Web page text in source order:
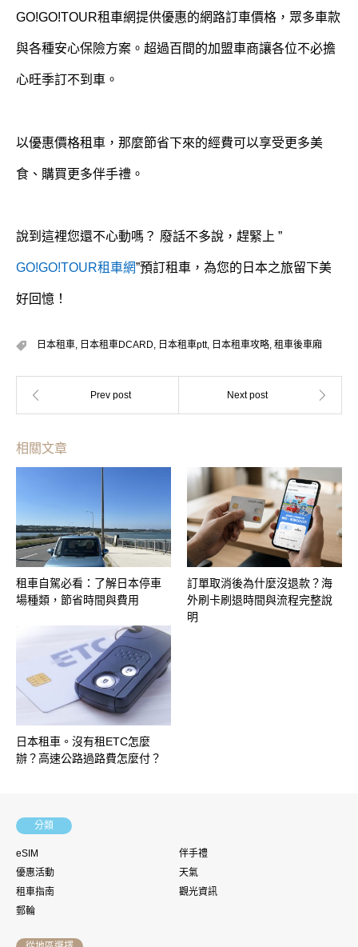
GO!GO!TOUR租車網提供優惠的網路訂車價格，眾多車款
與各種安心保險方案。超過百間的加盟車商讓各位不必擔
心旺季訂不到車。
以優惠價格租車，那麼節省下來的經費可以享受更多美
食、購買更多伴手禮。
說到這裡您還不心動嗎？ 廢話不多說，趕緊上 ”
GO!GO!TOUR租車網”預訂租車，為您的日本之旅留下美
好回憶！
日本租車, 日本租車DCARD, 日本租車ptt, 日本租車攻略, 租車後車廂
相關文章
租車自駕必看：了解日本停車
場種類，節省時間與費用
訂單取消後為什麼沒退款？海
外刷卡刷退時間與流程完整說
明
日本租車。沒有租ETC怎麼
辦？高速公路過路費怎麼付？
分類
eSIM
伴手禮
優惠活動
天氣
租車指南
觀光資訊
郵輪